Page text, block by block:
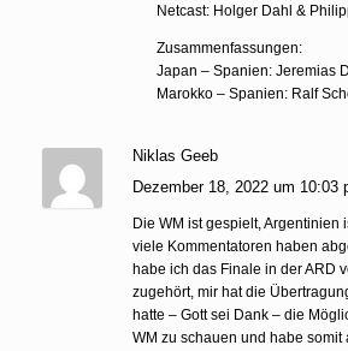
Netcast: Holger Dahl &
Zusammenfassungen:
Japan – Spanien: Jeremias
Marokko – Spanien: Ralf
Niklas Geeb
Dezember 18, 2022 um 10:03
Die WM ist gespielt, Argentinien
viele Kommentatoren haben
habe ich das Finale in der ARD
zugehört, mir hat die
hatte – Gott sei Dank – die
WM zu schauen und habe somit